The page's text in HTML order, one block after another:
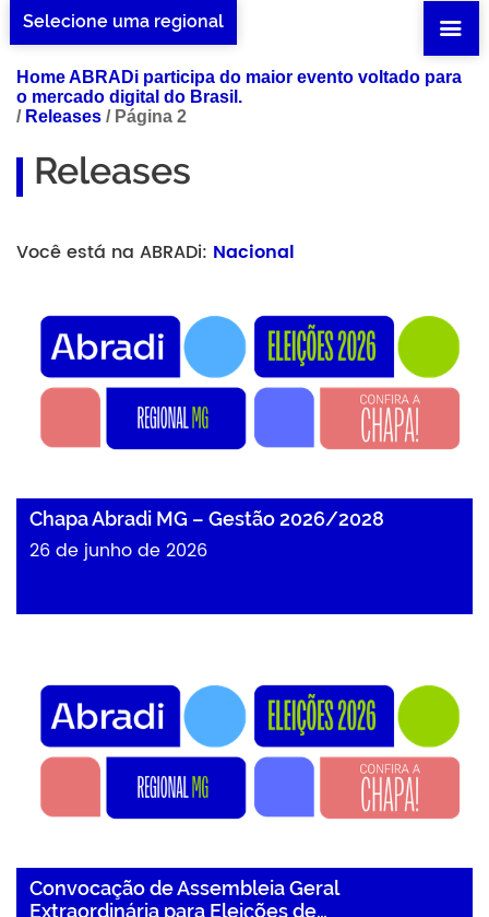
Selecione uma regional
Home ABRADi participa do maior evento voltado para
o mercado digital do Brasil.
/ Releases / Página 2
Releases
Você está na ABRADi: Nacional
Chapa Abradi MG – Gestão 2026/2028
26 de junho de 2026
Convocação de Assembleia Geral
Extraordinária para Eleições de…